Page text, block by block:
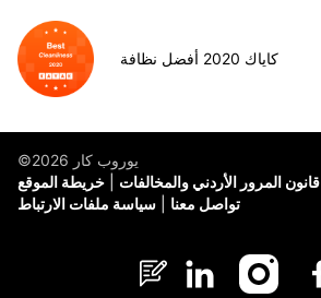
كاياك 2020 أفضل نظافة
©يوروب كار 2026
خريطة الموقع
قانون المرور الأردني والمخالفات
سياسة ملفات الارتباط
تواصل معنا